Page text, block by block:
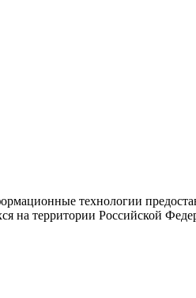
технологии
на территории Российской